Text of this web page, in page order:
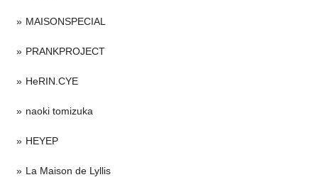
MAISONSPECIAL
PRANKPROJECT
HeRIN.CYE
naoki tomizuka
HEYEP
La Maison de Lyllis